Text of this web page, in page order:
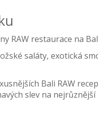
RAW restaurace na
saláty, exotická
Bali RAW
slev na